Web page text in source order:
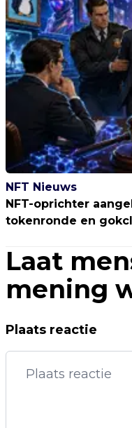
NFT Nieuws
NFT-oprichter
tokenronde en
Laat
mening
Plaats reactie